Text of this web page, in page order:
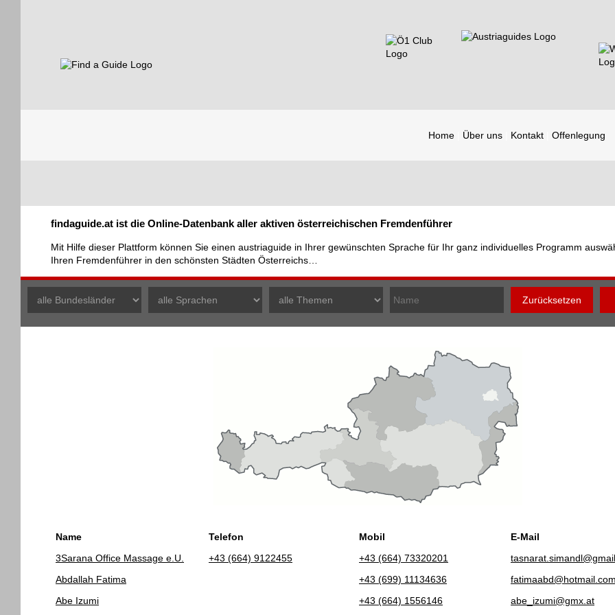
Home Über uns Kontakt Offenlegung
Tourist
findaguide.at ist die Online-Datenbank aller aktiven österreichischen Fremdenführer
Mit Hilfe dieser Plattform können Sie einen austriaguide in Ihrer gewünschten Sprache für Ihr ganz individuelles Programm
Ihren Fremdenführer in den schönsten Städten Österreichs…
Name Telefon Mobil
E-Mail
3Sarana Office Massage e.U.
+43 (664) 9122455 +43 (664) 73320201
Abdallah Fatima
+43 (699) 11134636
fatimaabd@hotmail.com
Abe Izumi
+43 (664) 1556146
abe_izumi@gmx.at